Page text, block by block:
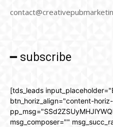
━ subscribe
[tds_leads
btn_horiz_align="content-
msg_composer=""